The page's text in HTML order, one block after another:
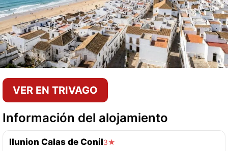
VER EN TRIVAGO
Información del alojamiento
Ilunion Calas de Conil3★